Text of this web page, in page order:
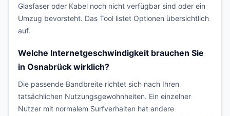
Glasfaser oder Kabel noch nicht verfügbar sind oder ein
Umzug bevorsteht. Das Tool listet Optionen übersichtlich
auf.
Welche Internetgeschwindigkeit brauchen Sie
in Osnabrück wirklich?
Die passende Bandbreite richtet sich nach Ihren
tatsächlichen Nutzungsgewohnheiten. Ein einzelner
Nutzer mit normalem Surfverhalten hat andere